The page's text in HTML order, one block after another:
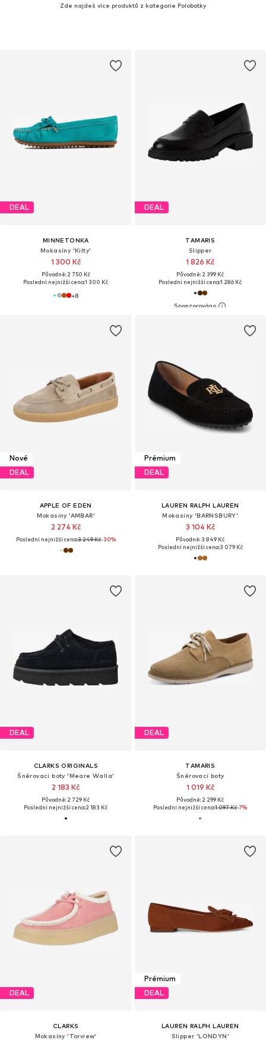
Zde najdeš více produktů z kategorie Polobotky
DEAL
MINNETONKA
Mokasíny 'Kilty'
1 300 Kč
Původně: 2 750 Kč
Poslední nejnižší cena:1 300 Kč
+8
DEAL
TAMARIS
Slipper
1 826 Kč
Původně: 2 399 Kč
Poslední nejnižší cena:1 286 Kč
Nové
DEAL
APPLE OF EDEN
Mokasíny 'AMBAR'
2 274 Kč
Poslední nejnižší cena:3 249 Kč-30%
Prémium
DEAL
LAUREN RALPH LAUREN
Mokasíny 'BARNSBURY'
3 104 Kč
Původně: 3 849 Kč
Poslední nejnižší cena:3 079 Kč
DEAL
CLARKS ORIGINALS
Šněrovací boty 'Meare Walla'
2 183 Kč
Původně: 2 729 Kč
Poslední nejnižší cena:2 183 Kč
DEAL
TAMARIS
Šněrovací boty
1 019 Kč
Původně: 2 299 Kč
Poslední nejnižší cena:1 097 Kč-7%
DEAL
CLARKS
Mokasíny 'Torview'
Prémium
DEAL
LAUREN RALPH LAUREN
Slipper 'LONDYN'